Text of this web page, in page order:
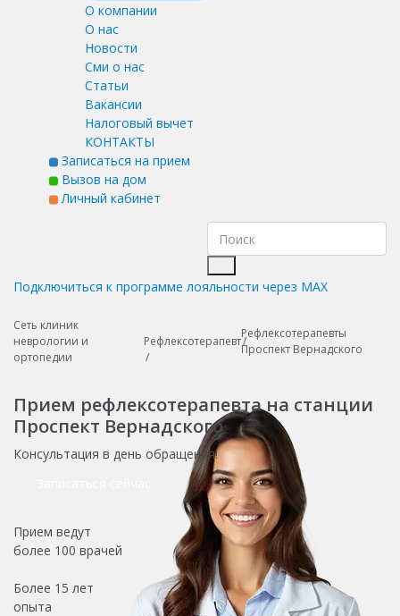
О компании
О нас
Новости
Сми о нас
Статьи
Вакансии
Налоговый вычет
КОНТАКТЫ
Записаться на прием
Вызов на дом
Личный кабинет
Подключиться к программе лояльности через MAX
Сеть клиник
неврологии и
ортопедии
Рефлексотерапевт
Рефлексотерапевты
Проспект Вернадского
Прием рефлексотерапевта на станции
Проспект Вернадского
Консультация в день обращения!
Прием ведут
более 100 врачей
Более 15 лет
опыта